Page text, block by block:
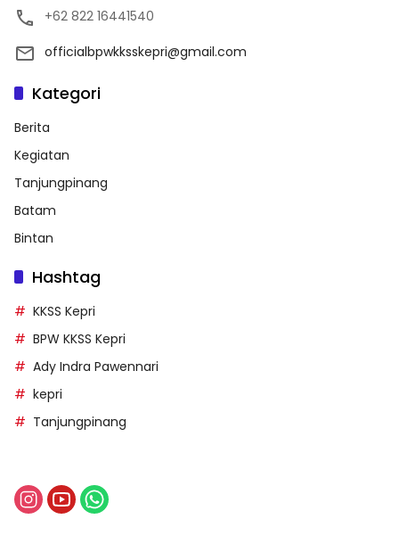
+62 822 16441540
officialbpwkksskepri@gmail.com
Kategori
Berita
Kegiatan
Tanjungpinang
Batam
Bintan
Hashtag
KKSS Kepri
BPW KKSS Kepri
Ady Indra Pawennari
kepri
Tanjungpinang